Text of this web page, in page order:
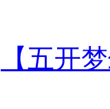
【五开